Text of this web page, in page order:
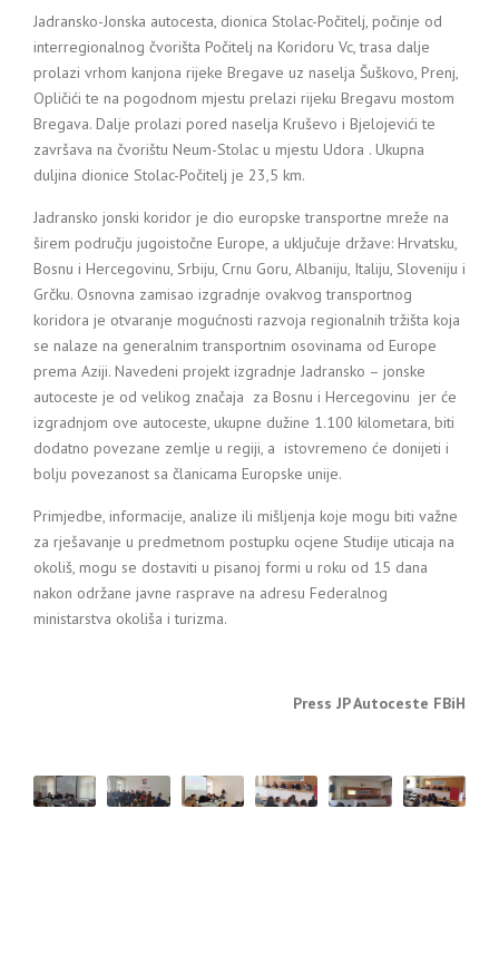
Jadransko-Jonska autocesta, dionica Stolac-Počitelj, počinje od
interregionalnog čvorišta Počitelj na Koridoru Vc, trasa dalje
prolazi vrhom kanjona rijeke Bregave uz naselja Šuškovo, Prenj,
Opličići te na pogodnom mjestu prelazi rijeku Bregavu mostom
Bregava. Dalje prolazi pored naselja Kruševo i Bjelojevići te
završava na čvorištu Neum-Stolac u mjestu Udora . Ukupna
duljina dionice Stolac-Počitelj je 23,5 km.
Jadransko jonski koridor je dio europske transportne mreže na
širem području jugoistočne Europe, a uključuje države: Hrvatsku,
Bosnu i Hercegovinu, Srbiju, Crnu Goru, Albaniju, Italiju, Sloveniju i
Grčku. Osnovna zamisao izgradnje ovakvog transportnog
koridora je otvaranje mogućnosti razvoja regionalnih tržišta koja
se nalaze na generalnim transportnim osovinama od Europe
prema Aziji. Navedeni projekt izgradnje Jadransko – jonske
autoceste je od velikog značaja za Bosnu i Hercegovinu jer će
izgradnjom ove autoceste, ukupne dužine 1.100 kilometara, biti
dodatno povezane zemlje u regiji, a istovremeno će donijeti i
bolju povezanost sa članicama Europske unije.
Primjedbe, informacije, analize ili mišljenja koje mogu biti važne
za rješavanje u predmetnom postupku ocjene Studije uticaja na
okoliš, mogu se dostaviti u pisanoj formi u roku od 15 dana
nakon održane javne rasprave na adresu Federalnog
ministarstva okoliša i turizma.
Press JP Autoceste FBiH